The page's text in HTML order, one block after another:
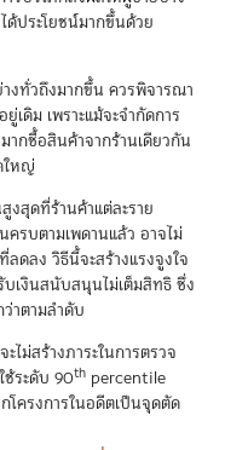
ด้ประโยชน์มากขึ้นด้วย
งทั่วถึงมากขึ้น ควรพิจารณา
ดิม เพราะแม้จะจำกัดการ
กซื้อสินค้าจากร้านเดียวกัน
ใหญ่
สุดที่ร้านค้าแต่ละราย
รบตามเพดานแล้ว อาจไม่
ลง วิธีนี้จะสร้างแรงจูงใจ
เงินสนับสนุนไม่เต็มสิทธิ ซึ่ง
าตามลำดับ
ม่สร้างภาระในการตรวจ
ช้ระดับ 90th percentile
โครงการในอดีตเป็นจุดตัด